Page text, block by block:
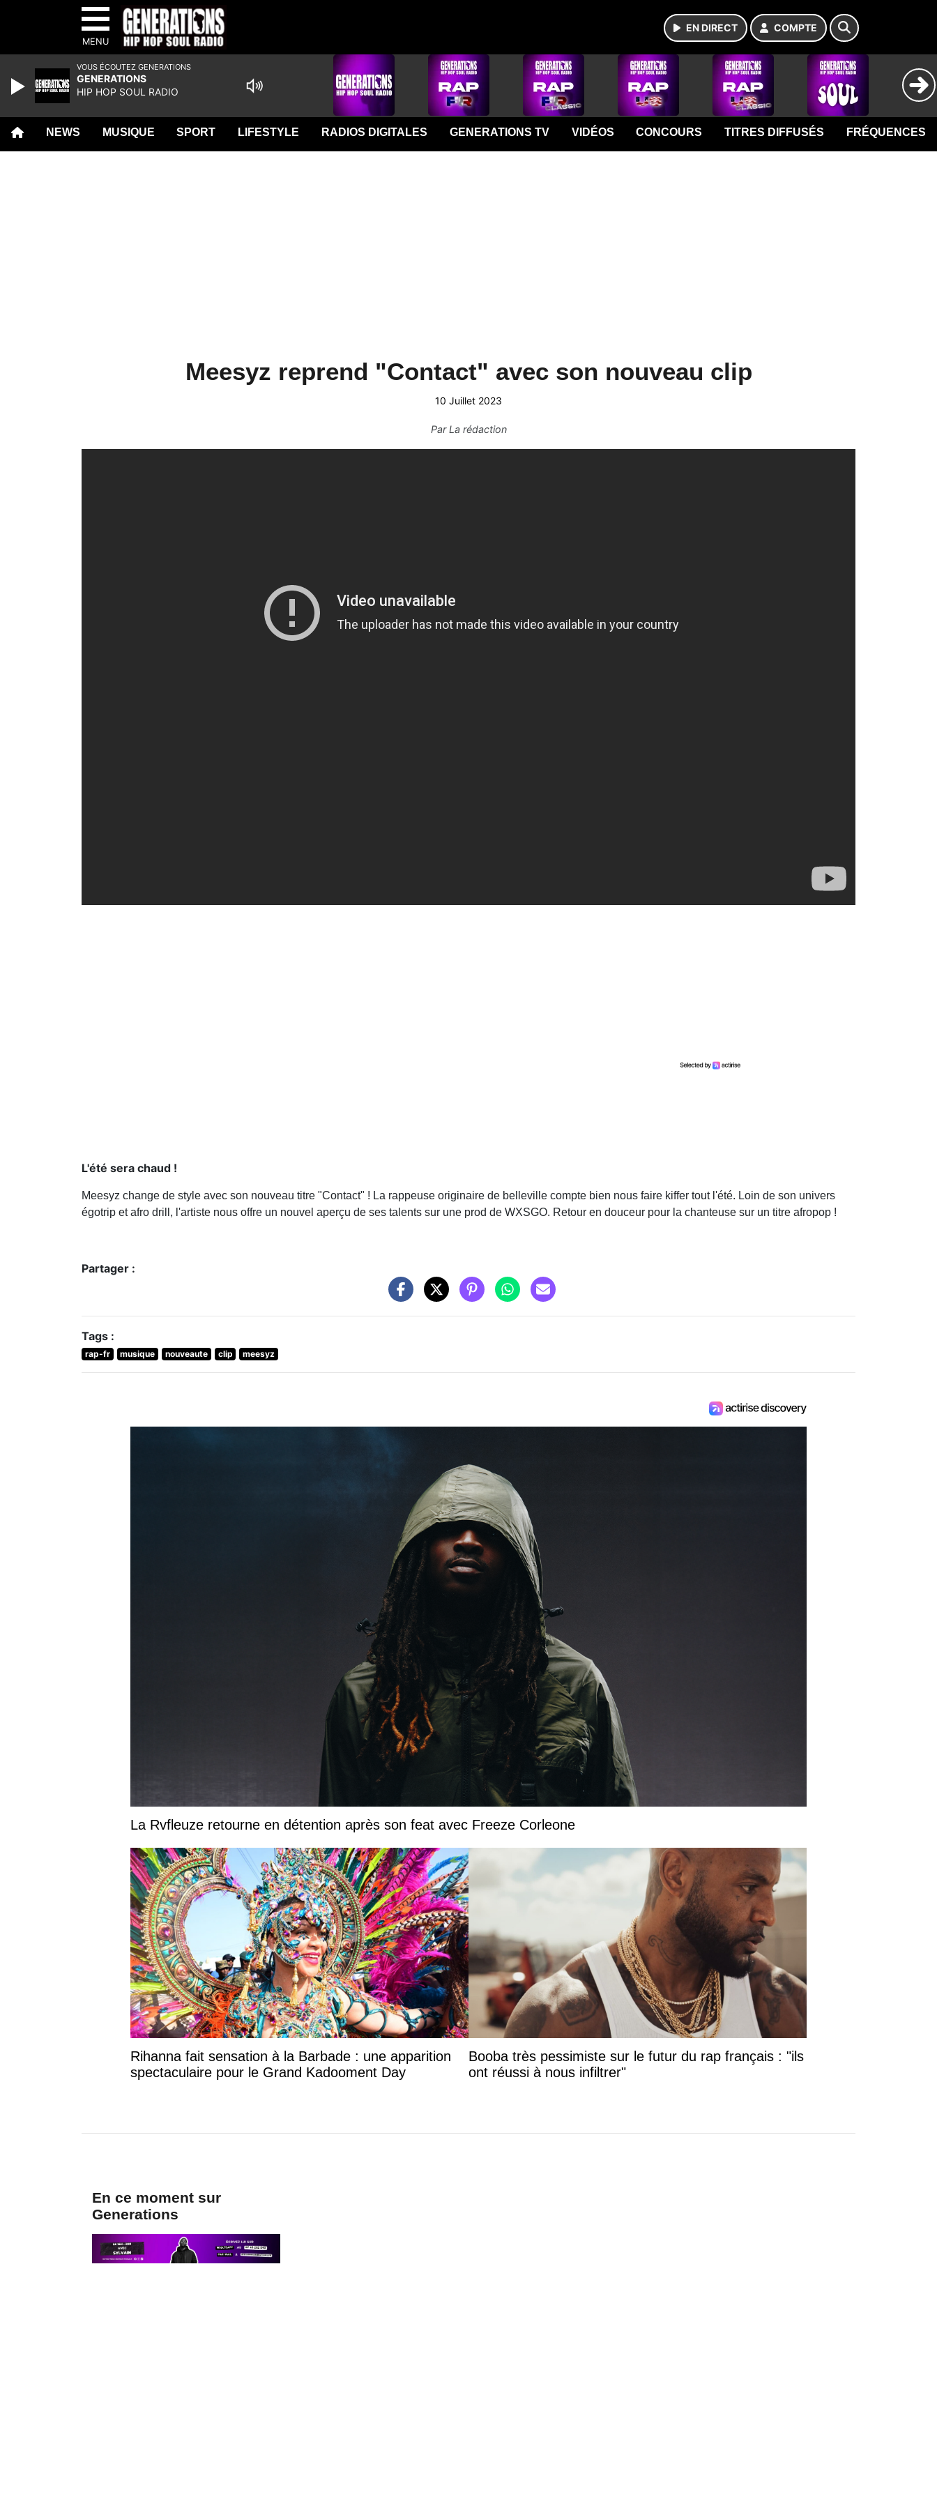
MENU
EN DIRECT COMPTE
NEWS MUSIQUE SPORT LIFESTYLE RADIOS DIGITALES GENERATIONS TV VIDÉOS CONCOURS TITRES DIFFUSÉS FRÉQUENCES
Meesyz reprend "Contact" avec son nouveau clip
10 Juillet 2023
ParLa rédaction
L'été sera chaud !
Meesyz change de style avec son nouveau titre "Contact" ! La rappeuse originaire de belleville compte bien nous faire kiffer tout l'été. Loin de son univers
égotrip et afro drill, l'artiste nous offre un nouvel aperçu de ses talents sur une prod de WXSGO. Retour en douceur pour la chanteuse sur un titre afropop !
Partager :
Tags :
rap-fr musique nouveaute clip meesyz
La Rvfleuze retourne en détention après son feat avec Freeze Corleone
Rihanna fait sensation à la Barbade : une apparition
spectaculaire pour le Grand Kadooment Day
Booba très pessimiste sur le futur du rap français : "ils
ont réussi à nous infiltrer"
En ce moment sur
Generations
VOUS ÉCOUTEZ GENERATIONS
GENERATIONS
HIP HOP SOUL RADIO